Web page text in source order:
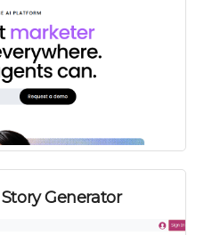
Generator